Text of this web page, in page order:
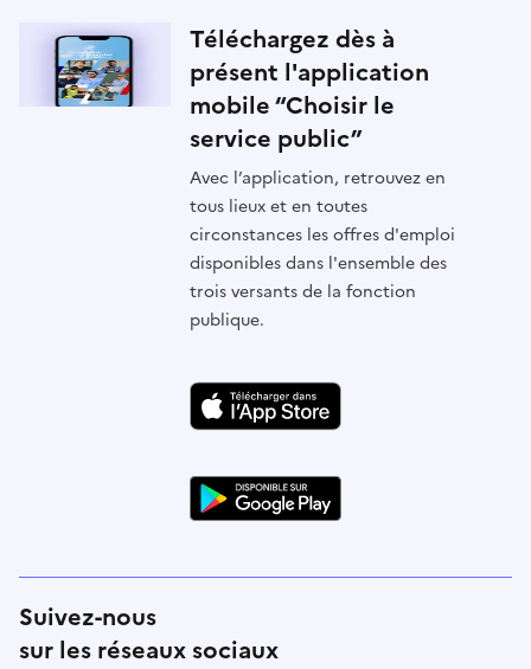
Téléchargez dès à
présent l'application
mobile “Choisir le
service public”
Avec l’application, retrouvez en
tous lieux et en toutes
circonstances les offres d'emploi
disponibles dans l'ensemble des
trois versants de la fonction
publique.
Suivez-nous
sur les réseaux sociaux